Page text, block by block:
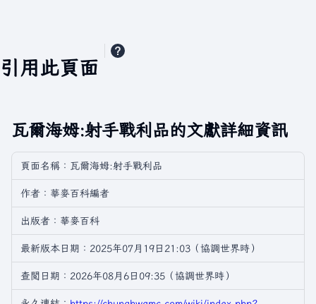
引用此頁面
瓦爾海姆:射手戰利品的文獻詳細資訊
頁面名稱：瓦爾海姆:射手戰利品
作者：華麥百科編者
出版者：華麥百科
最新版本日期：2025年07月19日21:03（協調世界時）
查閲日期：2026年08月6日09:35（協調世界時）